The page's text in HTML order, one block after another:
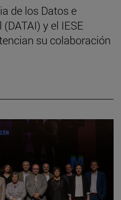
de los Datos e
y el IESE
su colaboración